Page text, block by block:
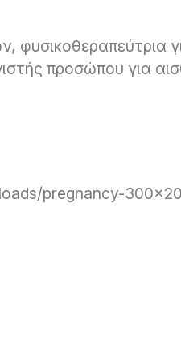
φυσικοθεραπεύτρια
προσώπου για
pregnancy-